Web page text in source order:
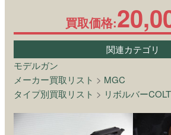
買取価格:
関連カテゴリ
モデルガン
メーカー買取リスト > MGC
タイプ別買取リスト > リボルバーCOLT